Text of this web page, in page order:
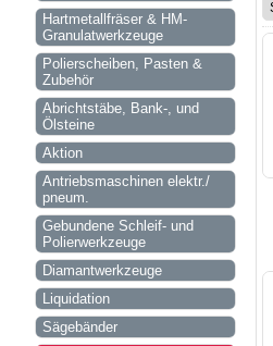
Hartmetallfräser & HM-
Granulatwerkzeuge
Polierscheiben, Pasten &
Zubehör
Abrichtstäbe, Bank-, und
Ölsteine
Aktion
Antriebsmaschinen elektr./
pneum.
Gebundene Schleif- und
Polierwerkzeuge
Diamantwerkzeuge
Liquidation
Sägebänder